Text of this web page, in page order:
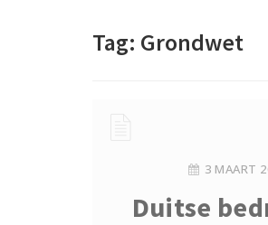
Tag: Grondwet
3 MAART
Duitse